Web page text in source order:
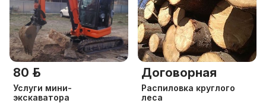
80 р.
Услуги мини-
экскаватора
Договорная
Распиловка круглого
леса